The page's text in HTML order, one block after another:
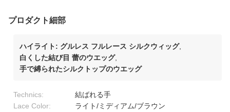
プロダクト細部
ハイライト: グルレス フルレース シルクウィッグ,
白くした結び目 蕾のウエッグ,
手で縛られたシルクトップのウエッグ
Technics:
結ばれる手
Lace Color:
ライト/ミディアム/ブラウン